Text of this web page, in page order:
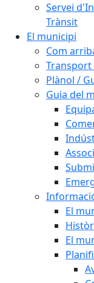
Servei
Trànsit
El municipi
Com
Transport
Plànol /
Guia del
El
El